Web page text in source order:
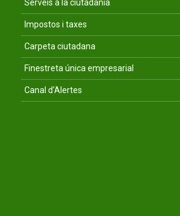
Serveis a la ciutadania
Impostos i taxes
Carpeta ciutadana
Finestreta única empresarial
Canal d'Alertes